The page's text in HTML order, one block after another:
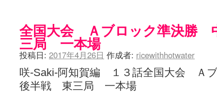
全国大会 Ａブロック準決
三局 一本場
投稿日: 2017年4月26日 作成者: ricewithhotwater
咲-Saki-阿知賀編 １３話全国大会
後半戦 東三局 一本場